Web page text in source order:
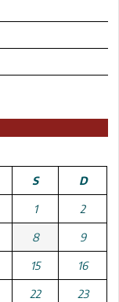
S D
1 2
8 9
15 16
22 23